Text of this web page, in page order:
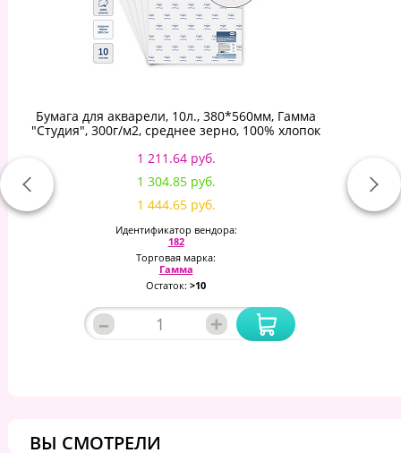
Бумага для акварели, 10л., 380*560мм, Гамма
"Студия", 300г/м2, среднее зерно, 100% хлопок
1 211.64 руб.
1 304.85 руб.
1 444.65 руб.
Идентификатор вендора:
182
Торговая марка:
Гамма
Остаток: >10
– +
ВЫ СМОТРЕЛИ